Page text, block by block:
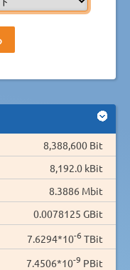
8,388,600 Bit
8,192.0 kBit
8.3886 Mbit
0.0078125 GBit
7.6294*10-6 TBit
7.4506*10-9 PBit